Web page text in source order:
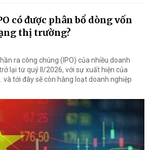
có được phân bổ dòng vốn
thị trường?
ra công chúng (IPO) của nhiều doanh
lại từ quý II/2026, với sự xuất hiện của
và tới đây sẽ còn hàng loạt doanh nghiệp